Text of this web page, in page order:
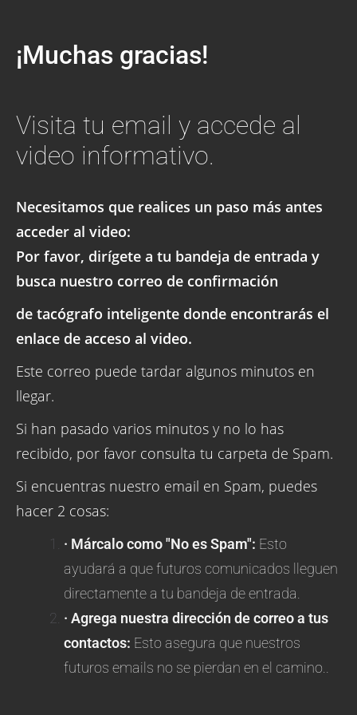
¡Muchas gracias!
Visita tu email y accede al
video informativo.
Necesitamos que realices un paso más antes
acceder al video:
Por favor, dirígete a tu bandeja de entrada y
busca nuestro correo de confirmación
de tacógrafo inteligente donde encontrarás el
enlace de acceso al video.
Este correo puede tardar algunos minutos en
llegar.
Si han pasado varios minutos y no lo has
recibido, por favor consulta tu carpeta de Spam.
Si encuentras nuestro email en Spam, puedes
hacer 2 cosas:
· Márcalo como "No es Spam": Esto
ayudará a que futuros comunicados lleguen
directamente a tu bandeja de entrada.
· Agrega nuestra dirección de correo a tus
contactos: Esto asegura que nuestros
futuros emails no se pierdan en el camino..